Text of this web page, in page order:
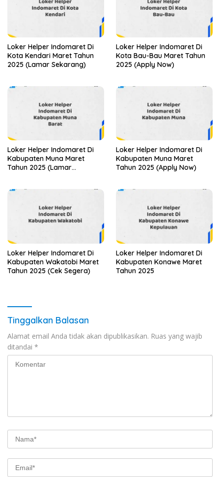
Loker Helper Indomaret Di
Kota Kendari Maret Tahun
2025 (Lamar Sekarang)
Loker Helper Indomaret Di
Kota Bau-Bau Maret Tahun
2025 (Apply Now)
Loker Helper Indomaret Di
Kabupaten Muna Maret
Tahun 2025 (Lamar
Loker Helper Indomaret Di
Kabupaten Muna Maret
Tahun 2025 (Apply Now)
Loker Helper Indomaret Di
Kabupaten Wakatobi Maret
Tahun 2025 (Cek Segera)
Loker Helper Indomaret Di
Kabupaten Konawe Maret
Tahun 2025
Tinggalkan Balasan
Alamat email Anda tidak akan dipublikasikan. Ruas yang wajib
ditandai *